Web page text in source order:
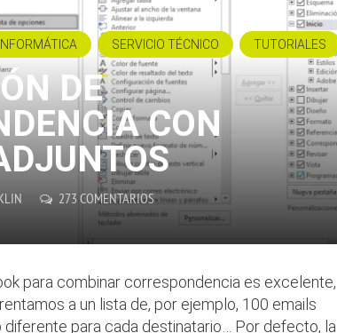
INFORMÁTICA SERVICIO TÉCNICO TUTORIALES
DE
CON
273 COMENTARIOS
para combinar correspondencia es excelente,
a un lista de, por ejemplo, 100 emails
para cada destinatario… Por defecto, la